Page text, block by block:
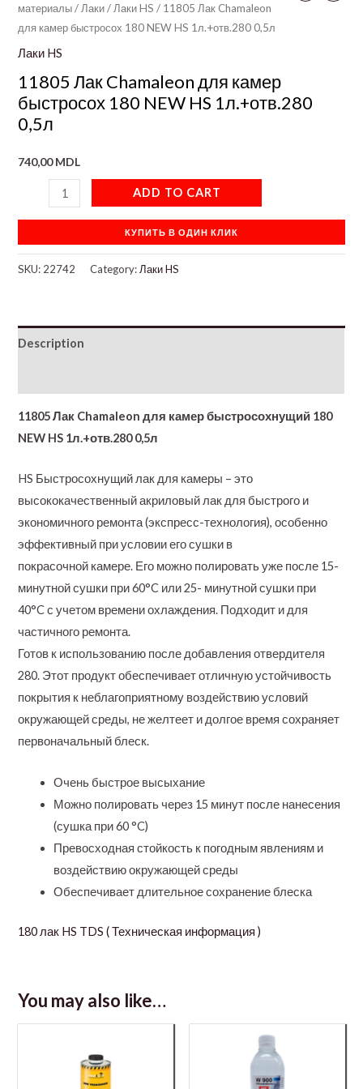
материалы/ Лаки/ Лаки HS / 11805 Лак Chamaleon
для камер быстросох 180 NEW HS 1л.+отв.280 0,5л
Лаки HS
11805 Лак Chamaleon для камер
быстросох 180 NEW HS 1л.+отв.280
0,5л
740,00MDL
ADD TO CART
КУПИТЬ В ОДИН КЛИК
SKU: 22742 Category: Лаки HS
Description
11805 Лак Chamaleon для камер быстросохнущий 180
NEW HS 1л.+отв.280 0,5л
HS Быстросохнущий лак для камеры – это
высококачественный акриловый лак для быстрого и
экономичного ремонта (экспресс-технология), особенно
эффективный при условии его сушки в
покрасочной камере. Его можно полировать уже после 15-
минутной сушки при 60°C или 25- минутной сушки при
40°C с учетом времени охлаждения. Подходит и для
частичного ремонта.
Готов к использованию после добавления отвердителя
280. Этот продукт обеспечивает отличную устойчивость
покрытия к неблагоприятному воздействию условий
окружающей среды, не желтеет и долгое время сохраняет
первоначальный блеск.
Очень быстрое высыхание
Можно полировать через 15 минут после нанесения
(сушка при 60 °C)
Превосходная стойкость к погодным явлениям и
воздействию окружающей среды
Обеспечивает длительное сохранение блеска
180 лак HS TDS ( Техническая информация )
You may also like…